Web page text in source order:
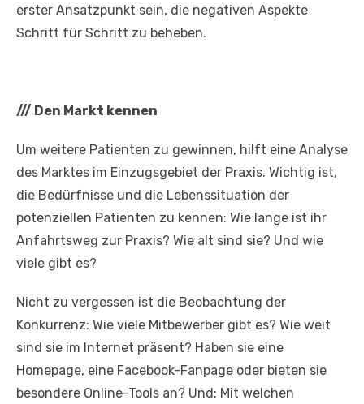
erster Ansatzpunkt sein, die negativen Aspekte
Schritt für Schritt zu beheben.
/// Den Markt kennen
Um weitere Patienten zu gewinnen, hilft eine Analyse
des Marktes im Einzugsgebiet der Praxis. Wichtig ist,
die Bedürfnisse und die Lebenssituation der
potenziellen Patienten zu kennen: Wie lange ist ihr
Anfahrtsweg zur Praxis? Wie alt sind sie? Und wie
viele gibt es?
Nicht zu vergessen ist die Beobachtung der
Konkurrenz: Wie viele Mitbewerber gibt es? Wie weit
sind sie im Internet präsent? Haben sie eine
Homepage, eine Facebook-Fanpage oder bieten sie
besondere Online-Tools an? Und: Mit welchen